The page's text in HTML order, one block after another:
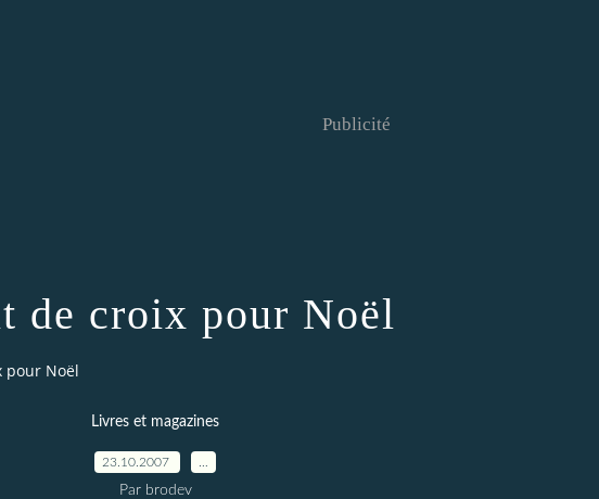
Publicité
de croix pour Noël
pour Noël
Livres et magazines
23.10.2007
Par brodev